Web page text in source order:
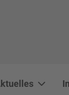
1800x500
1800x500
115738
20230911 165003
DSC00568
DSC 5882
IMGWAL